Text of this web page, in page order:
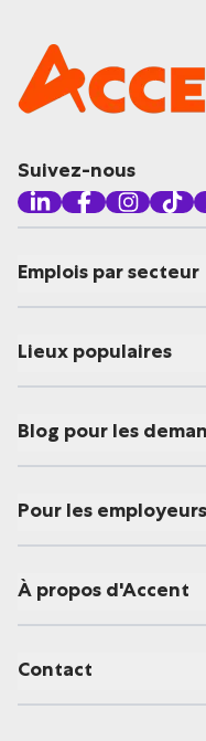
Suivez-nous
Emplois par secteur
Lieux populaires
Blog pour les
Pour les employeurs
À propos d'Accent
Contact